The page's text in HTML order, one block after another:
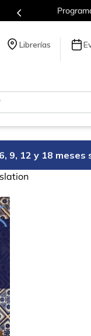
Librerías
9, 12 y 18